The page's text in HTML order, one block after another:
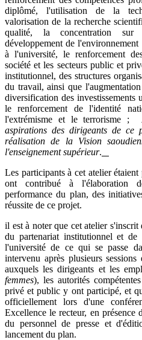
diplômé, l'utilisation de la
valorisation de la recherche
qualité, la concentration
développement de
à l'université, le renforcement
société et les secteurs public et
institutionnel, des structures
du travail, ainsi que
diversification des investissements
le renforcement de l'identité
l'extrémisme et le terrorisme ;
aspirations des dirigeants de
réalisation de la Vision
l'enseignement supérieur.
Les participants à cet atelier
ont contribué à l'élaboration
performance du plan, des
réussite de ce projet.
il est à noter que cet atelier s'inscrit
du partenariat institutionnel et
l'université de ce qui se passe
intervenu après plusieurs
auxquels les dirigeants et les
femmes), les autorités
privé et public y ont participé, et
officiellement lors d'une
Excellence le recteur, en présence
du personnel de presse et
lancement du plan.